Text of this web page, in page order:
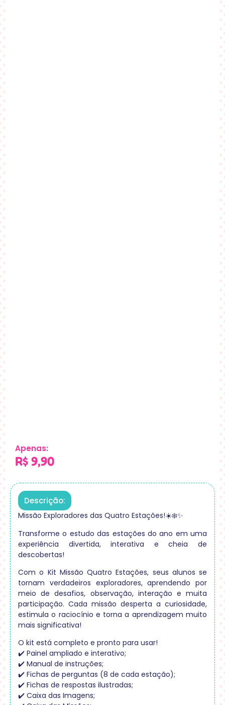
Apenas:
R$ 9,90
Descrição:
Missão Exploradores das Quatro Estações!☀️❄️✨
Transforme o estudo das estações do ano em uma
experiência divertida, interativa e cheia de
descobertas!
Com o Kit Missão Quatro Estações, seus alunos se
tornam verdadeiros exploradores, aprendendo por
meio de desafios, observação, interação e muita
participação. Cada missão desperta a curiosidade,
estimula o raciocínio e torna a aprendizagem muito
mais significativa!
O kit está completo e pronto para usar!
✔️ Painel ampliado e interativo;
✔️ Manual de instruções;
✔️ Fichas de perguntas (8 de cada estação);
✔️ Fichas de respostas ilustradas;
✔️ Caixa das Imagens;